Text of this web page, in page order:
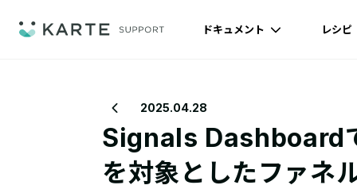
ドキュメント レシピ
2025.04.28
Signals Dashboard
を対象としたファネ